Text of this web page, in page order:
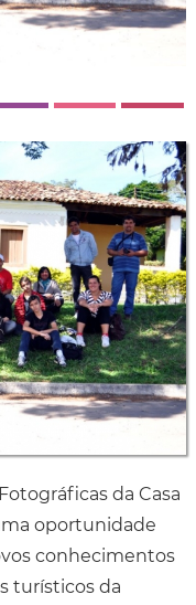
da Casa
oportunidade
conhecimentos
turísticos da